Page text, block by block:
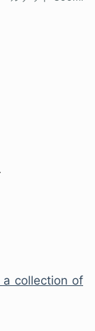
a collection of